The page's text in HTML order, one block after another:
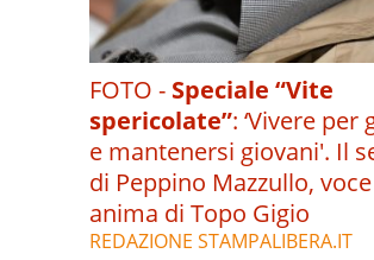
FOTO - Speciale “Vite
spericolate”: ‘Vivere per
e mantenersi giovani'. Il
di Peppino Mazzullo,
anima di Topo Gigio
REDAZIONE STAMPALIBERA.IT